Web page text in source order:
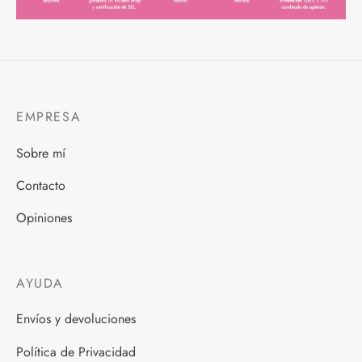
EMPRESA
Sobre mí
Contacto
Opiniones
AYUDA
Envíos y devoluciones
Política de Privacidad